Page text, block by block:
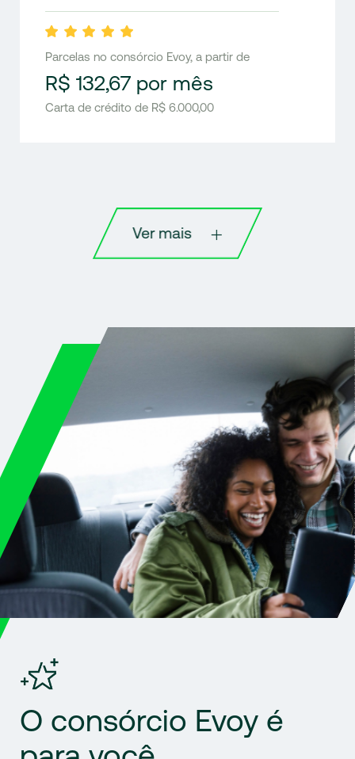
Parcelas no consórcio Evoy, a partir de
R$ 132,67 por mês
Carta de crédito de R$ 6.000,00
Ver mais
O consórcio Evoy é